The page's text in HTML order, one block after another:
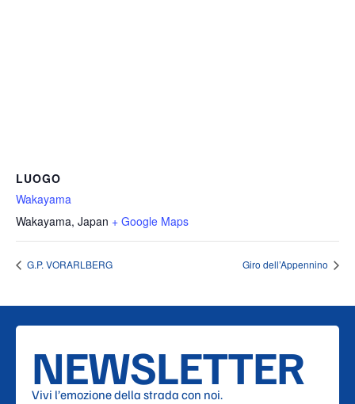
LUOGO
Wakayama
Wakayama, Japan + Google Maps
G.P. VORARLBERG Giro dell’Appennino
NEWSLETTER
Vivi l’emozione della strada con noi.